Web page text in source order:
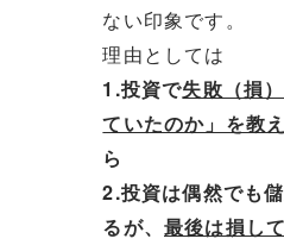
ない印象です。
理由としては
1.投資で失敗（損
ていたのか」を教
ら
2.投資は偶然でも
るが、 最後は損し